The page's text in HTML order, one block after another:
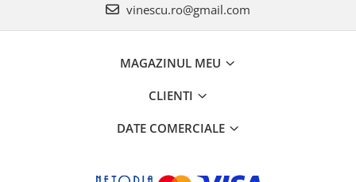
vinescu.ro@gmail.com
MAGAZINUL MEU
CLIENTI
DATE COMERCIALE